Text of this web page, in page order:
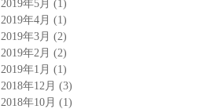
2019年5月 (1)
2019年4月 (1)
2019年3月 (2)
2019年2月 (2)
2019年1月 (1)
2018年12月 (3)
2018年10月 (1)